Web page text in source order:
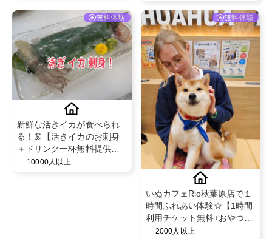
ずもらえるキャンペーン中
無料体験
新鮮な活きイカが食べられ
る！🦑【活きイカのお刺身
＋ドリンク一杯無料提供】
@田無漁港直売所
10000人以上
無料体験
いぬカフェRio秋葉原店で１
時間ふれあい体験☆【1時間
利用チケット無料+おやつ体
験】2000人以上